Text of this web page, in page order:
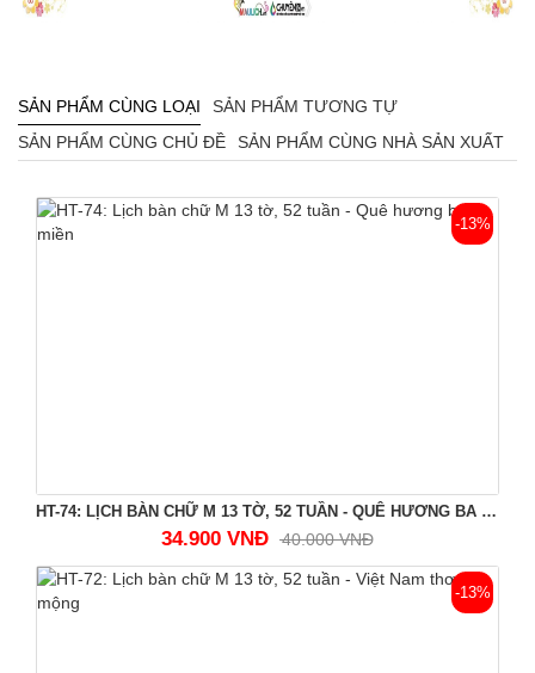
SẢN PHẨM CÙNG LOẠI
SẢN PHẨM TƯƠNG TỰ
SẢN PHẨM CÙNG CHỦ ĐỀ
SẢN PHẨM CÙNG NHÀ SẢN XUẤT
-13%
HT-74: LỊCH BÀN CHỮ M 13 TỜ, 52 TUẦN - QUÊ HƯƠNG BA MIỀN
34.900 VNĐ 40.000 VNĐ
-13%